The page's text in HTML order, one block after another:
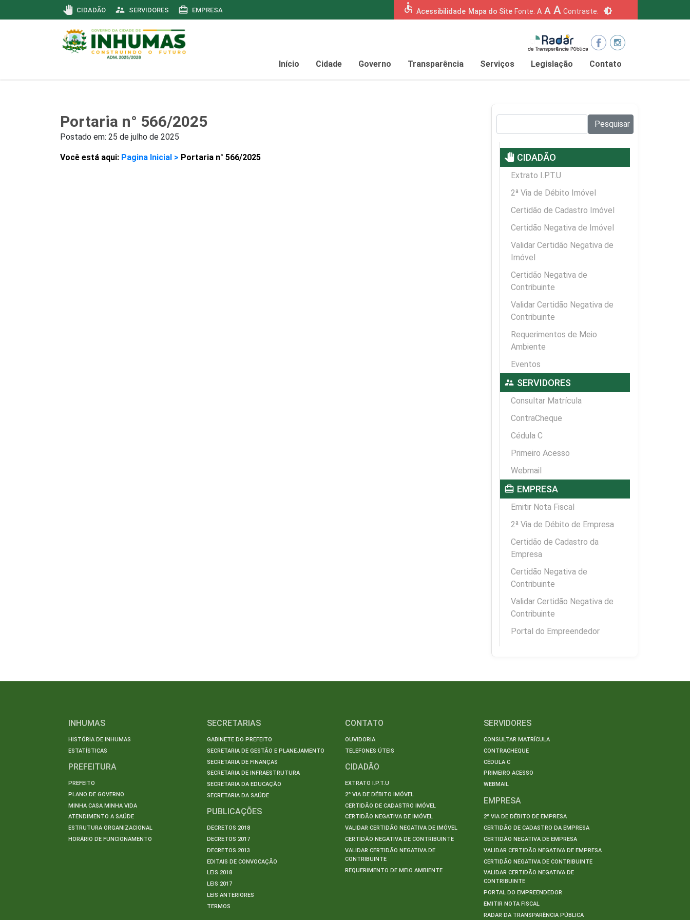
pan_tool CIDADÃO supervisor_account SERVIDORES card_travel EMPRESA accessible Acessibilidade Mapa do Site Fonte: A A A Contraste: brightness_6
Início Cidade Governo Transparência Serviços Legislação Contato
Portaria n° 566/2025
Postado em: 25 de julho de 2025
Você está aqui: Pagina Inicial > Portaria n° 566/2025
Pesquisar
pan_tool CIDADÃO
Extrato I.P.T.U
2ª Via de Débito Imóvel
Certidão de Cadastro Imóvel
Certidão Negativa de Imóvel
Validar Certidão Negativa de
Imóvel
Certidão Negativa de
Contribuinte
Validar Certidão Negativa de
Contribuinte
Requerimentos de Meio
Ambiente
Eventos
supervisor_account SERVIDORES
Consultar Matrícula
ContraCheque
Cédula C
Primeiro Acesso
Webmail
card_travel EMPRESA
Emitir Nota Fiscal
2ª Via de Débito de Empresa
Certidão de Cadastro da
Empresa
Certidão Negativa de
Contribuinte
Validar Certidão Negativa de
Contribuinte
Portal do Empreendedor
INHUMAS
HISTÓRIA DE INHUMAS
ESTATÍSTICAS
PREFEITURA
PREFEITO
PLANO DE GOVERNO
MINHA CASA MINHA VIDA
ATENDIMENTO A SAÚDE
ESTRUTURA ORGANIZACIONAL
HORÁRIO DE FUNCIONAMENTO
SECRETARIAS
GABINETE DO PREFEITO
SECRETARIA DE GESTÃO E PLANEJAMENTO
SECRETARIA DE FINANÇAS
SECRETARIA DE INFRAESTRUTURA
SECRETARIA DA EDUCAÇÃO
SECRETARIA DA SAÚDE
PUBLICAÇÕES
DECRETOS 2018
DECRETOS 2017
DECRETOS 2013
EDITAIS DE CONVOCAÇÃO
LEIS 2018
LEIS 2017
LEIS ANTERIORES
TERMOS
CONTATO
OUVIDORIA
TELEFONES ÚTEIS
CIDADÃO
EXTRATO I.P.T.U
2ª VIA DE DÉBITO IMÓVEL
CERTIDÃO DE CADASTRO IMÓVEL
CERTIDÃO NEGATIVA DE IMÓVEL
VALIDAR CERTIDÃO NEGATIVA DE IMÓVEL
CERTIDÃO NEGATIVA DE CONTRIBUINTE
VALIDAR CERTIDÃO NEGATIVA DE
CONTRIBUINTE
REQUERIMENTO DE MEIO AMBIENTE
SERVIDORES
CONSULTAR MATRÍCULA
CONTRACHEQUE
CÉDULA C
PRIMEIRO ACESSO
WEBMAIL
EMPRESA
2ª VIA DE DÉBITO DE EMPRESA
CERTIDÃO DE CADASTRO DA EMPRESA
CERTIDÃO NEGATIVA DE EMPRESA
VALIDAR CERTIDÃO NEGATIVA DE EMPRESA
CERTIDÃO NEGATIVA DE CONTRIBUINTE
VALIDAR CERTIDÃO NEGATIVA DE
CONTRIBUINTE
PORTAL DO EMPREENDEDOR
EMITIR NOTA FISCAL
RADAR DA TRANSPARÊNCIA PÚBLICA